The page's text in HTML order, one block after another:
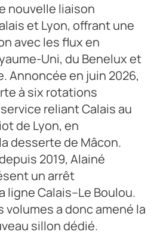
nouvelle liaison
et Lyon, offrant une
avec les flux en
Uni, du Benelux et
Annoncée en juin 2026,
à six rotations
reliant Calais au
de Lyon, en
desserte de Mâcon.
2019, Alainé
un arrêt
ligne Calais–Le Boulou.
volumes a donc amené la
sillon dédié.